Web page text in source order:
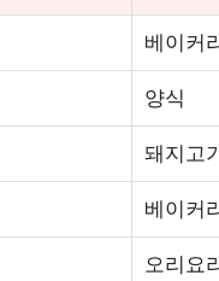
베이커
양식
돼지고
베이커
오리요